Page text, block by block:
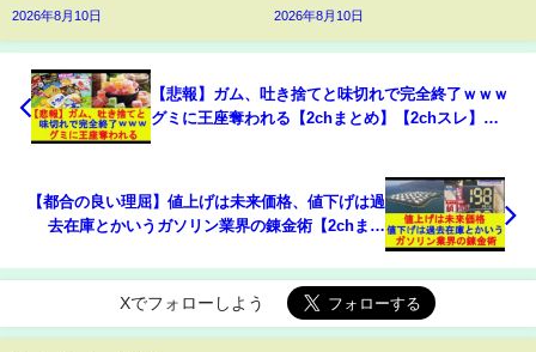
2026年8月10日 2026年8月10日
【悲報】ガム、吐き捨てと味切れで完全終了ｗｗｗ
グミに王座奪われる【2chまとめ】【2chスレ】
【都合の良い理屈】値上げは未来価格、値下げは過
去在庫とかいうガソリン業界の錬金術【2chまと
Xでフォローしよう